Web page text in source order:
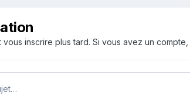
inscrire plus tard. Si vous avez un compte,